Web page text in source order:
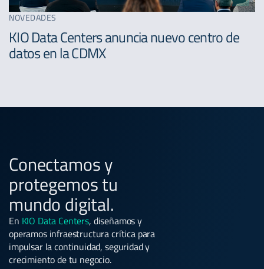
NOVEDADES
KIO Data Centers anuncia nuevo centro de
datos en la CDMX
Conectamos y
protegemos tu
mundo digital.
En KIO Data Centers, diseñamos y
operamos infraestructura crítica para
impulsar la continuidad, seguridad y
crecimiento de tu negocio.